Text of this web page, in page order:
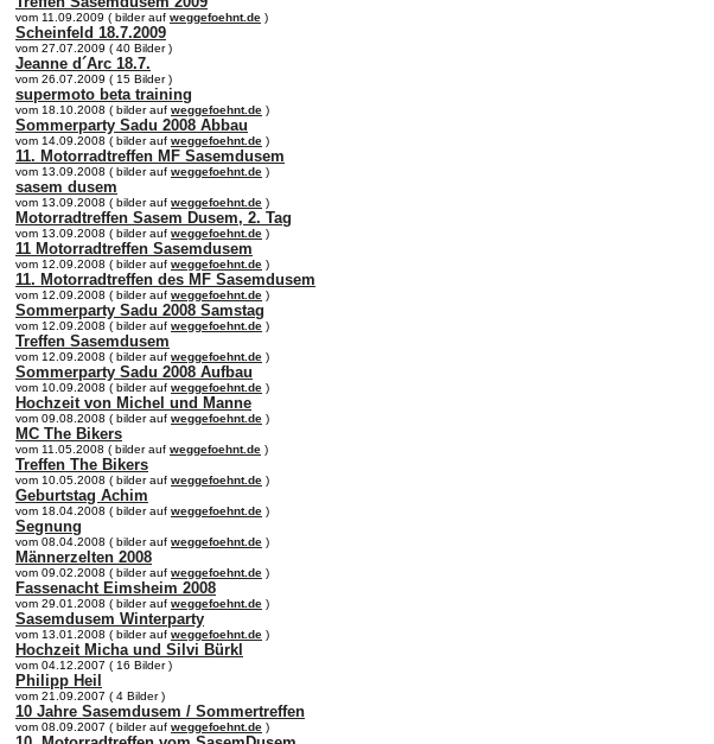
vom 11.09.2009 ( bilder auf weggefoehnt.de )
Scheinfeld 18.7.2009
vom 27.07.2009 ( 40 Bilder )
Jeanne d´Arc 18.7.
vom 26.07.2009 ( 15 Bilder )
supermoto beta training
vom 18.10.2008 ( bilder auf weggefoehnt.de )
Sommerparty Sadu 2008 Abbau
vom 14.09.2008 ( bilder auf weggefoehnt.de )
11. Motorradtreffen MF Sasemdusem
vom 13.09.2008 ( bilder auf weggefoehnt.de )
sasem dusem
vom 13.09.2008 ( bilder auf weggefoehnt.de )
Motorradtreffen Sasem Dusem, 2. Tag
vom 13.09.2008 ( bilder auf weggefoehnt.de )
11 Motorradtreffen Sasemdusem
vom 12.09.2008 ( bilder auf weggefoehnt.de )
11. Motorradtreffen des MF Sasemdusem
vom 12.09.2008 ( bilder auf weggefoehnt.de )
Sommerparty Sadu 2008 Samstag
vom 12.09.2008 ( bilder auf weggefoehnt.de )
Treffen Sasemdusem
vom 12.09.2008 ( bilder auf weggefoehnt.de )
Sommerparty Sadu 2008 Aufbau
vom 10.09.2008 ( bilder auf weggefoehnt.de )
Hochzeit von Michel und Manne
vom 09.08.2008 ( bilder auf weggefoehnt.de )
MC The Bikers
vom 11.05.2008 ( bilder auf weggefoehnt.de )
Treffen The Bikers
vom 10.05.2008 ( bilder auf weggefoehnt.de )
Geburtstag Achim
vom 18.04.2008 ( bilder auf weggefoehnt.de )
Segnung
vom 08.04.2008 ( bilder auf weggefoehnt.de )
Männerzelten 2008
vom 09.02.2008 ( bilder auf weggefoehnt.de )
Fassenacht Eimsheim 2008
vom 29.01.2008 ( bilder auf weggefoehnt.de )
Sasemdusem Winterparty
vom 13.01.2008 ( bilder auf weggefoehnt.de )
Hochzeit Micha und Silvi Bürkl
vom 04.12.2007 ( 16 Bilder )
Philipp Heil
vom 21.09.2007 ( 4 Bilder )
10 Jahre Sasemdusem / Sommertreffen
vom 08.09.2007 ( bilder auf weggefoehnt.de )